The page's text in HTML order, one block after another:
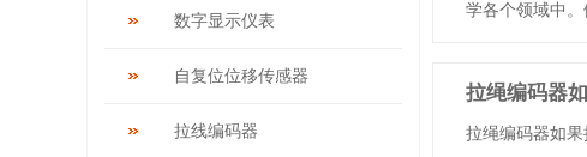
数字显示仪表
自复位位移传感器
拉线编码器
学各个领域中
拉绳编码器
拉绳编码器如